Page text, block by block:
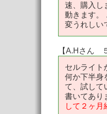
速、購入し
動きます。
変うれしい
【A.Hさん
セルライト
何か下半身
て、試して
書いてあり
して２ヶ月